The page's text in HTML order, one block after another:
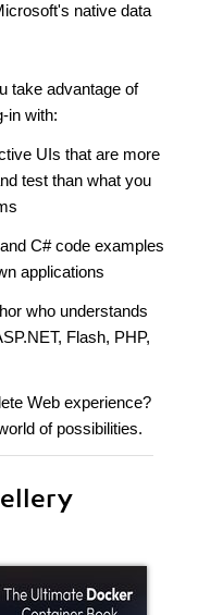
native data
take advantage of
in with:
UIs that are more
test than what you
C# code examples
applications
who understands
Flash, PHP,
Web experience?
of possibilities.